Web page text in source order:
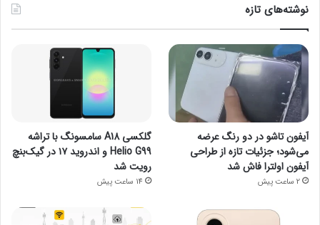
نوشته‌های تازه
آیفون تاشو در دو رنگ عرضه
می‌شود؛ جزئیات تازه از طراحی
آیفون اولترا فاش شد
2 ساعت پیش
گلکسی A18 سامسونگ با تراشه
Helio G99 و اندروید ۱۷ در گیک‌بنچ
رویت شد
14 ساعت پیش